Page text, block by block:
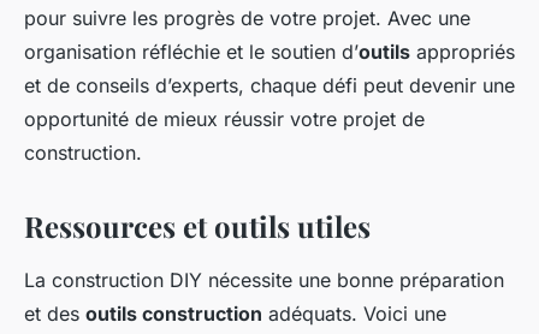
pour suivre les progrès de votre projet. Avec une
organisation réfléchie et le soutien d’outils appropriés
et de conseils d’experts, chaque défi peut devenir une
opportunité de mieux réussir votre projet de
construction.
Ressources et outils utiles
La construction DIY nécessite une bonne préparation
et des outils construction adéquats. Voici une